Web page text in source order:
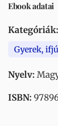
Ebook adatai
Kategóriák:
Gyerek,
Nyelv:
ISBN: